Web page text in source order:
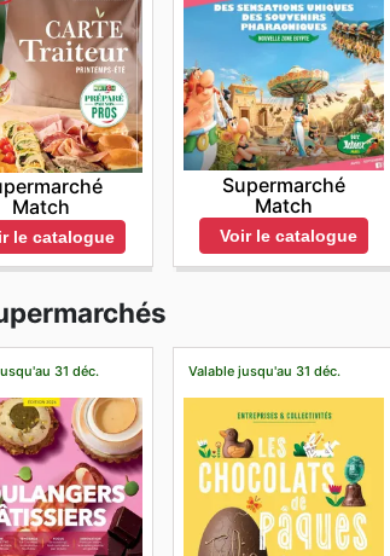
Match
le catalogue
Supermarché
Match
Voir le catalogue
31 déc. Valable jusqu'au 31 déc.